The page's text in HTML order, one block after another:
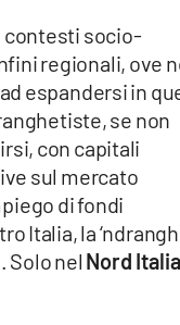
contesti socio-
regionali, ove
espandersi in
se non
con capitali
sul mercato
di fondi
Italia, la
Solo nel Nord